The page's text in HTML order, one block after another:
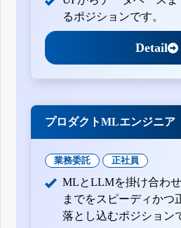
るポジションです。
Detail
プロダクトMLエンジニア
業務委託 正社員
MLとLLMを掛け合わ
までをスピーディかつ
落とし込むポジション